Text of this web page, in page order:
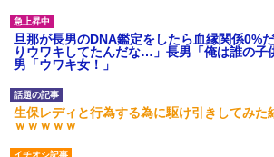
旦那が長男のDNA鑑定をしたら血縁関係0%
りウワキしてたんだな…」長男「俺は誰の子
男「ウワキ女！」
生保レディと行為する為に駆け引きしてみた
ｗｗｗｗｗ